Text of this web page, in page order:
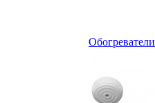
Обогреватели